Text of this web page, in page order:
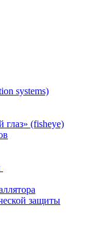
systems)
(fisheye)
защиты